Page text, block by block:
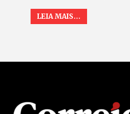
LEIA MAIS...